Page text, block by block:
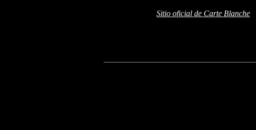
Sitio oficial de Carte Blanche